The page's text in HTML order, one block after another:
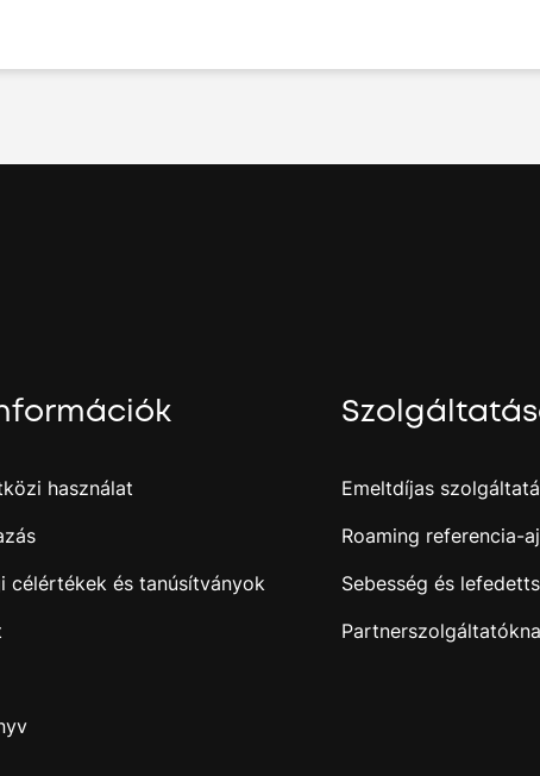
használat
célértékek és tanúsítványok
Emeltdíjas
Roaming referencia-
Sebesség és